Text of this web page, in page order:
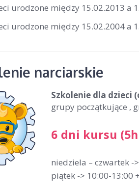
urodzone między 15.02.2013 a
urodzone między 15.02.2004 a
narciarskie
Szkolenie dla dzieci
grupy początkujące ,
6 dni kursu
niedziela – czwartek -
piątek -> 10:00-13:00